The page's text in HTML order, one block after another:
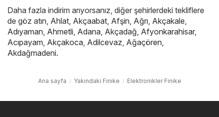
Daha fazla indirim arıyorsanız, diğer şehirlerdeki tekliflere
de göz atın, Ahlat Akçaabat Afşin Ağrı Akçakale
Adıyaman Ahmetli Adana Akçadağ Afyonkarahisar,
Acıpayam Akçakoca Adilcevaz Ağaçören
Akdağmadeni.
Ana sayfa Yakındaki Finike Elektronikler Finike